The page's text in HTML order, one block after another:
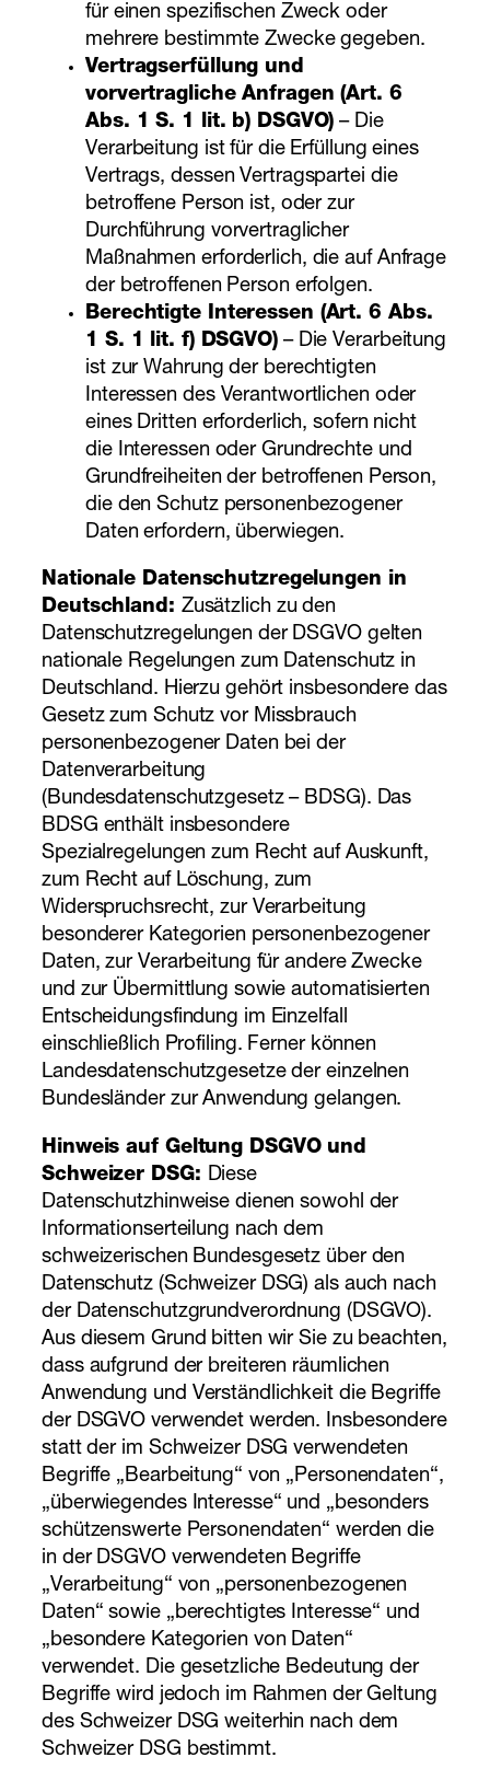
für einen spezifischen Zweck oder
mehrere bestimmte Zwecke gegeben.
Vertragserfüllung und
vorvertragliche Anfragen (Art. 6
Abs. 1 S. 1 lit. b) DSGVO) – Die
Verarbeitung ist für die Erfüllung eines
Vertrags, dessen Vertragspartei die
betroffene Person ist, oder zur
Durchführung vorvertraglicher
Maßnahmen erforderlich, die auf Anfrage
der betroffenen Person erfolgen.
Berechtigte Interessen (Art. 6 Abs.
1 S. 1 lit. f) DSGVO)– Die Verarbeitung
ist zur Wahrung der berechtigten
Interessen des Verantwortlichen oder
eines Dritten erforderlich, sofern nicht
die Interessen oder Grundrechte und
Grundfreiheiten der betroffenen Person,
die den Schutz personenbezogener
Daten erfordern, überwiegen.
Nationale Datenschutzregelungen in
Deutschland: Zusätzlich zu den
Datenschutzregelungen der DSGVO gelten
nationale Regelungen zum Datenschutz in
Deutschland. Hierzu gehört insbesondere das
Gesetz zum Schutz vor Missbrauch
personenbezogener Daten bei der
Datenverarbeitung
(Bundesdatenschutzgesetz – BDSG). Das
BDSG enthält insbesondere
Spezialregelungen zum Recht auf Auskunft,
zum Recht auf Löschung, zum
Widerspruchsrecht, zur Verarbeitung
besonderer Kategorien personenbezogener
Daten, zur Verarbeitung für andere Zwecke
und zur Übermittlung sowie automatisierten
Entscheidungsfindung im Einzelfall
einschließlich Profiling. Ferner können
Landesdatenschutzgesetze der einzelnen
Bundesländer zur Anwendung gelangen.
Hinweis auf Geltung DSGVO und
Schweizer DSG: Diese
Datenschutzhinweise dienen sowohl der
Informationserteilung nach dem
schweizerischen Bundesgesetz über den
Datenschutz (Schweizer DSG) als auch nach
der Datenschutzgrundverordnung (DSGVO).
Aus diesem Grund bitten wir Sie zu beachten,
dass aufgrund der breiteren räumlichen
Anwendung und Verständlichkeit die Begriffe
der DSGVO verwendet werden. Insbesondere
statt der im Schweizer DSG verwendeten
Begriffe „Bearbeitung“ von „Personendaten“,
„überwiegendes Interesse“ und „besonders
schützenswerte Personendaten“ werden die
in der DSGVO verwendeten Begriffe
„Verarbeitung“ von „personenbezogenen
Daten“ sowie „berechtigtes Interesse“ und
„besondere Kategorien von Daten“
verwendet. Die gesetzliche Bedeutung der
Begriffe wird jedoch im Rahmen der Geltung
des Schweizer DSG weiterhin nach dem
Schweizer DSG bestimmt.